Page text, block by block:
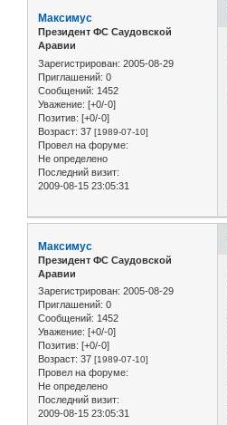
Максимус
Президент ФС Саудовской
Аравии
Зарегистрирован: 2005-08-29
Приглашений: 0
Сообщений: 1452
Уважение: [+0/-0]
Позитив: [+0/-0]
Возраст: 37 [1989-07-10]
Провел на форуме:
Не определено
Последний визит:
2009-08-15 23:05:31
Максимус
Президент ФС Саудовской
Аравии
Зарегистрирован: 2005-08-29
Приглашений: 0
Сообщений: 1452
Уважение: [+0/-0]
Позитив: [+0/-0]
Возраст: 37 [1989-07-10]
Провел на форуме:
Не определено
Последний визит:
2009-08-15 23:05:31